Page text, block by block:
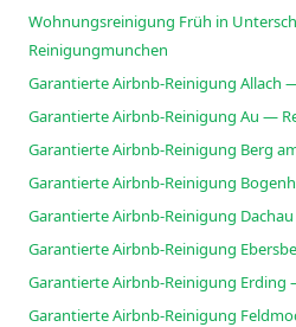
Wohnungsreinigung Früh in
Reinigungmunchen
Garantierte Airbnb-Reinigung Allach
Garantierte Airbnb-Reinigung Au —
Garantierte Airbnb-Reinigung Berg
Garantierte Airbnb-Reinigung
Garantierte Airbnb-Reinigung
Garantierte Airbnb-Reinigung
Garantierte Airbnb-Reinigung
Garantierte Airbnb-Reinigung